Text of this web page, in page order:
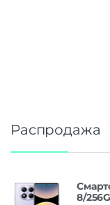
Распродажа
8/